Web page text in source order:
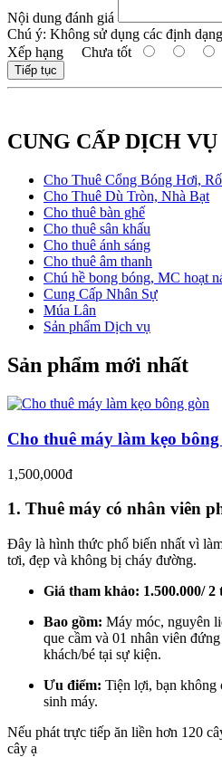
Nội dung đánh giá
Chú ý: Không sử dụng các định
Xếp hạng Chưa tốt
Tiếp tục
CUNG CẤP DỊCH VỤ
Cho Thuê Cổng Bóng Hơi,
Cho Thuê Dù Tròn, Nhà Bạt
Cho thuê bàn ghế
Cho thuê sân khấu
Cho thuê ánh sáng
Cho thuê âm thanh
Chú hề bong bóng, MC hoạt
Cung Cấp Nhân Sự
Múa Lân
Sản phẩm Dịch vụ
Sản phẩm mới nhất
Cho thuê máy làm kẹo
1,500,000đ
1. Thuê máy có nhân viên
Đây là hình thức phổ biến nhất vì
tơi, đẹp và không bị cháy đường.
Giá tham khảo: 1.500.000/ 2
Bao gồm: Máy móc, nguyên
que cầm và 01 nhân viên
khách/bé tại sự kiện.
Ưu điểm: Tiện lợi, bạn không
sinh máy.
Nếu phát trực tiếp ăn liền hơn 120
cây ạ